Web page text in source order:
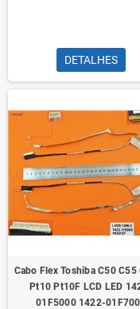
DETALHES
Cabo Flex Toshiba C50 C55
Pt10 Pt10F LCD LED
01F5000 1422-